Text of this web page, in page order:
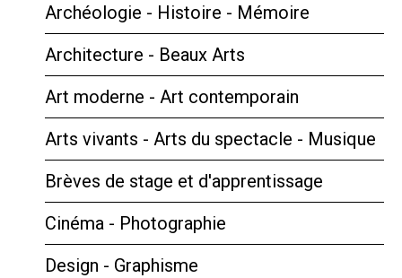
Archéologie - Histoire - Mémoire
Architecture - Beaux Arts
Art moderne - Art contemporain
Arts vivants - Arts du spectacle - Musique
Brèves de stage et d'apprentissage
Cinéma - Photographie
Design - Graphisme